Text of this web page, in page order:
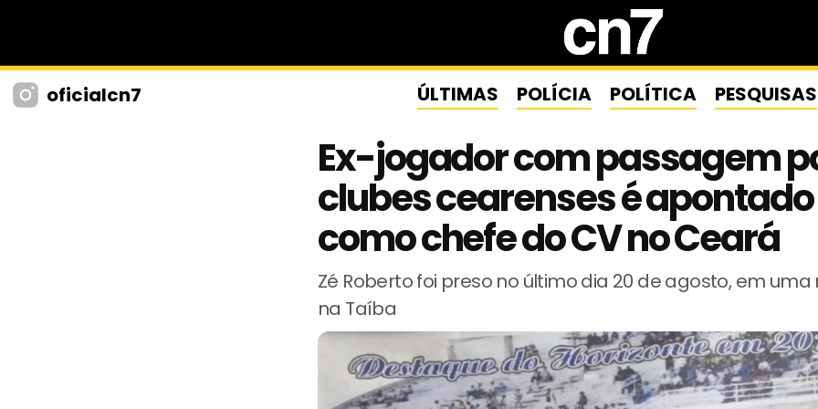
oficialcn7 ÚLTIMAS POLÍCIA POLÍTICA PESQUISAS
Ex-jogador com passagem
clubes cearenses é apontado
como chefe do CV no Ceará
Zé Roberto foi preso no último dia 20 de agosto, em uma
na Taíba